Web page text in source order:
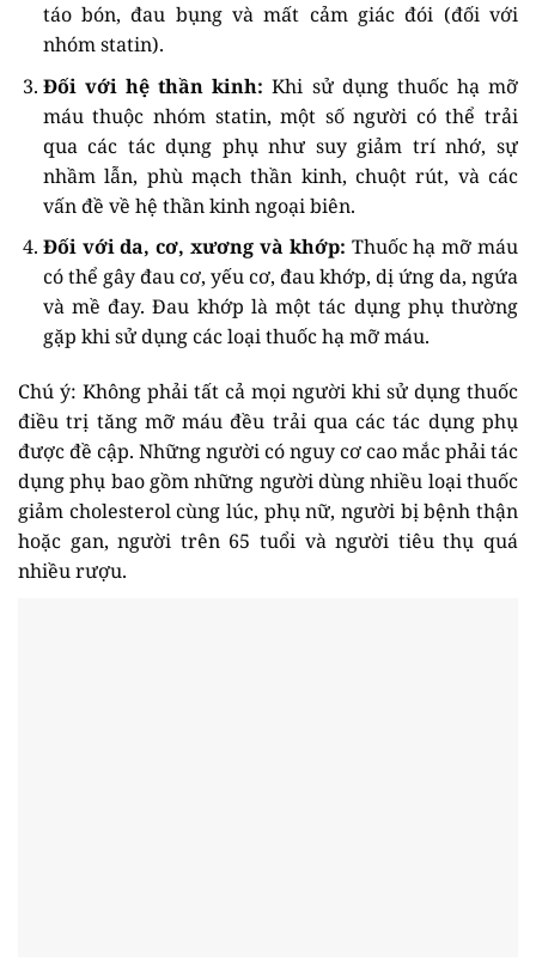
táo bón, đau bụng và mất cảm giác đói (đối với
nhóm statin).
Đối với hệ thần kinh: Khi sử dụng thuốc hạ mỡ
máu thuộc nhóm statin, một số người có thể trải
qua các tác dụng phụ như suy giảm trí nhớ, sự
nhầm lẫn, phù mạch thần kinh, chuột rút, và các
vấn đề về hệ thần kinh ngoại biên.
Đối với da, cơ, xương và khớp: Thuốc hạ mỡ máu
có thể gây đau cơ, yếu cơ, đau khớp, dị ứng da, ngứa
và mề đay. Đau khớp là một tác dụng phụ thường
gặp khi sử dụng các loại thuốc hạ mỡ máu.
Chú ý: Không phải tất cả mọi người khi sử dụng thuốc
điều trị tăng mỡ máu đều trải qua các tác dụng phụ
được đề cập. Những người có nguy cơ cao mắc phải tác
dụng phụ bao gồm những người dùng nhiều loại thuốc
giảm cholesterol cùng lúc, phụ nữ, người bị bệnh thận
hoặc gan, người trên 65 tuổi và người tiêu thụ quá
nhiều rượu.